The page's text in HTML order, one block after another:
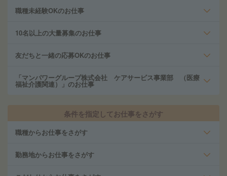
職種未経験OKのお仕事
10名以上の大量募集のお仕事
友だちと一緒の応募OKのお仕事
「マンパワーグループ株式会社 ケアサービス事業部 （医療
福祉介護関連）」のお仕事
条件を指定してお仕事をさがす
職種からお仕事をさがす
勤務地からお仕事をさがす